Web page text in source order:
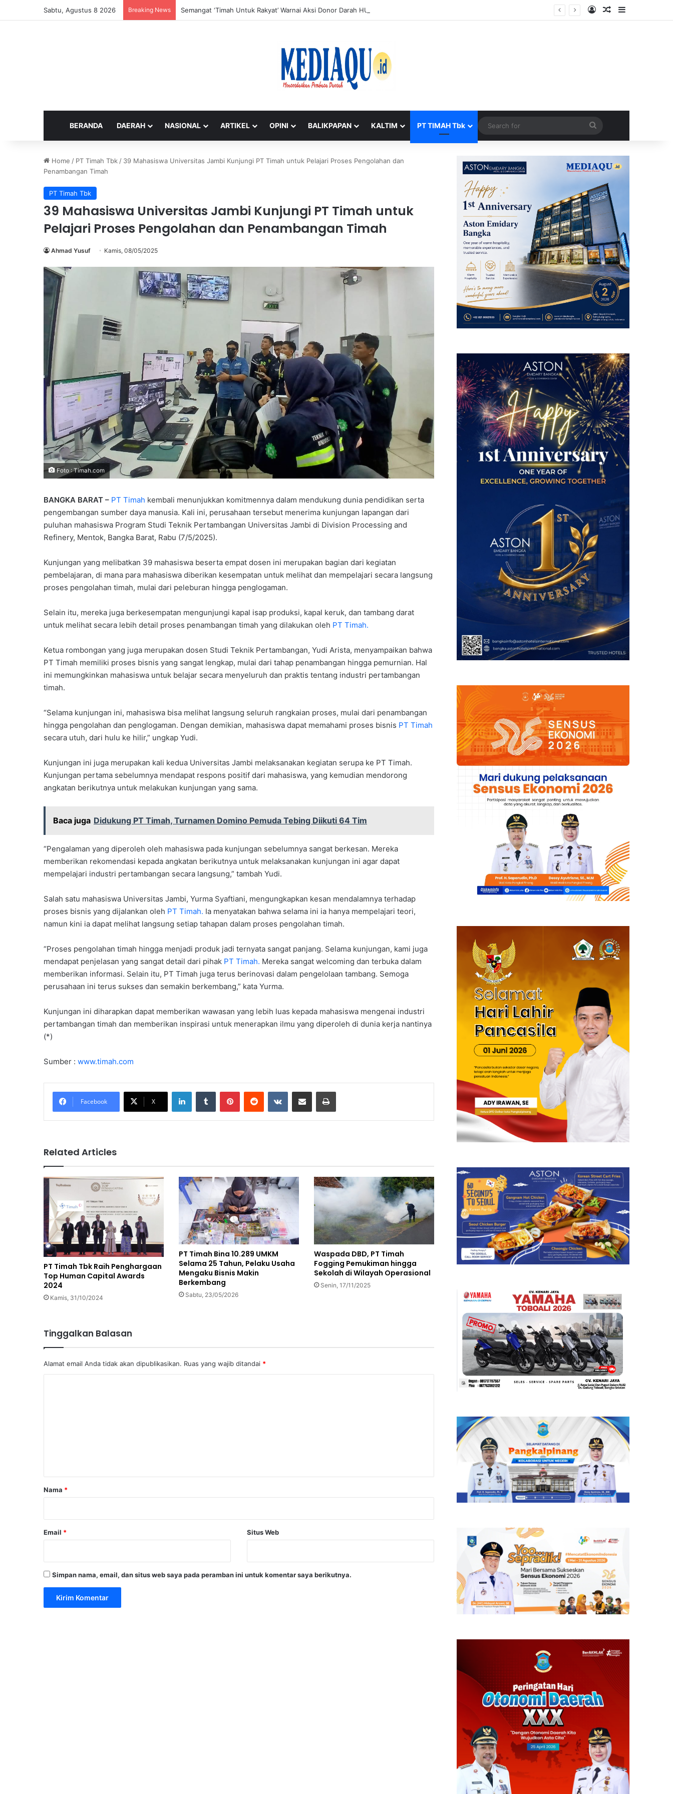
Sabtu, Agustus 8 2026 Breaking News Semangat ‘Timah Untuk Rakyat’ Warnai Aksi Donor Darah HUT ke-50 PT Timah di Jakarta Log InRandom Article
Sidebar
BERANDA DAERAH NASIONAL ARTIKEL OPINI BALIKPAPAN KALTIM PT TIMAH Tbk
for
Home / PT Timah Tbk / 39 Mahasiswa Universitas Jambi Kunjungi PT Timah untuk Pelajari Proses Pengolahan dan
Penambangan Timah
PT Timah Tbk
39 Mahasiswa Universitas Jambi Kunjungi PT Timah untuk
Pelajari Proses Pengolahan dan Penambangan Timah
Ahmad Yusuf Kamis, 08/05/2025
Foto : Timah.com
BANGKA BARAT – PT Timah kembali menunjukkan komitmennya dalam mendukung dunia pendidikan serta
pengembangan sumber daya manusia. Kali ini, perusahaan tersebut menerima kunjungan lapangan dari
puluhan mahasiswa Program Studi Teknik Pertambangan Universitas Jambi di Division Processing and
Refinery, Mentok, Bangka Barat, Rabu (7/5/2025).
Kunjungan yang melibatkan 39 mahasiswa beserta empat dosen ini merupakan bagian dari kegiatan
pembelajaran, di mana para mahasiswa diberikan kesempatan untuk melihat dan mempelajari secara langsung
proses pengolahan timah, mulai dari peleburan hingga penglogaman.
Selain itu, mereka juga berkesempatan mengunjungi kapal isap produksi, kapal keruk, dan tambang darat
untuk melihat secara lebih detail proses penambangan timah yang dilakukan oleh PT Timah.
Ketua rombongan yang juga merupakan dosen Studi Teknik Pertambangan, Yudi Arista, menyampaikan bahwa
PT Timah memiliki proses bisnis yang sangat lengkap, mulai dari tahap penambangan hingga pemurnian. Hal
ini memungkinkan mahasiswa untuk belajar secara menyeluruh dan praktis tentang industri pertambangan
timah.
“Selama kunjungan ini, mahasiswa bisa melihat langsung seluruh rangkaian proses, mulai dari penambangan
hingga pengolahan dan penglogaman. Dengan demikian, mahasiswa dapat memahami proses bisnis PT Timah
secara utuh, dari hulu ke hilir,” ungkap Yudi.
Kunjungan ini juga merupakan kali kedua Universitas Jambi melaksanakan kegiatan serupa ke PT Timah.
Kunjungan pertama sebelumnya mendapat respons positif dari mahasiswa, yang kemudian mendorong
angkatan berikutnya untuk melakukan kunjungan yang sama.
Baca juga Didukung PT Timah, Turnamen Domino Pemuda Tebing Diikuti 64 Tim
“Pengalaman yang diperoleh oleh mahasiswa pada kunjungan sebelumnya sangat berkesan. Mereka
memberikan rekomendasi kepada angkatan berikutnya untuk melaksanakan kunjungan ini agar dapat
mempelajari industri pertambangan secara langsung,” tambah Yudi.
Salah satu mahasiswa Universitas Jambi, Yurma Syaftiani, mengungkapkan kesan mendalamnya terhadap
proses bisnis yang dijalankan oleh PT Timah. Ia menyatakan bahwa selama ini ia hanya mempelajari teori,
namun kini ia dapat melihat langsung setiap tahapan dalam proses pengolahan timah.
“Proses pengolahan timah hingga menjadi produk jadi ternyata sangat panjang. Selama kunjungan, kami juga
mendapat penjelasan yang sangat detail dari pihak PT Timah. Mereka sangat welcoming dan terbuka dalam
memberikan informasi. Selain itu, PT Timah juga terus berinovasi dalam pengelolaan tambang. Semoga
perusahaan ini terus sukses dan semakin berkembang,” kata Yurma.
Kunjungan ini diharapkan dapat memberikan wawasan yang lebih luas kepada mahasiswa mengenai industri
pertambangan timah dan memberikan inspirasi untuk menerapkan ilmu yang diperoleh di dunia kerja nantinya
(*)
Sumber : www.timah.com
Facebook X
LinkedInTumblr PinterestReddit VKontakteShare via Email Print
Related Articles
PT Timah Tbk Raih Penghargaan
Top Human Capital Awards
2024
Kamis, 31/10/2024
PT Timah Bina 10.289 UMKM
Selama 25 Tahun, Pelaku Usaha
Mengaku Bisnis Makin
Berkembang
Sabtu, 23/05/2026
Waspada DBD, PT Timah
Fogging Pemukiman hingga
Sekolah di Wilayah Operasional
Senin, 17/11/2025
Tinggalkan Balasan
Alamat email Anda tidak akan dipublikasikan. Ruas yang wajib ditandai *
rNama *
Email * Situs Web
Simpan nama, email, dan situs web saya pada peramban ini untuk komentar saya berikutnya.